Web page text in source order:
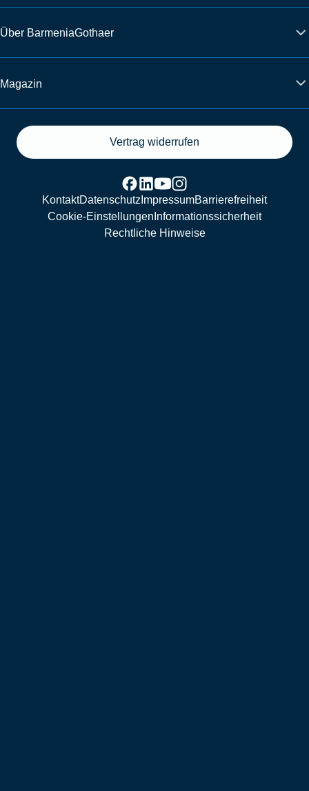
Über BarmeniaGothaer
Magazin
Vertrag widerrufen
KontaktDatenschutz ImpressumBarrierefreiheit
Cookie-Einstellungen Informationssicherheit
Rechtliche Hinweise